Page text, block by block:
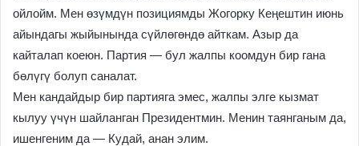
ойлойм. Мен өзүмдүн позициямды Жогорку Кеңештин июнь
айындагы жыйынында сүйлөгөндө айткам. Азыр да
кайталап коеюн. Партия — бул жалпы коомдун бир гана
бөлүгү болуп саналат.
Мен кандайдыр бир партияга эмес, жалпы элге кызмат
кылуу үчүн шайланган Президентмин. Менин таянганым да,
ишенгеним да — Кудай, анан элим.